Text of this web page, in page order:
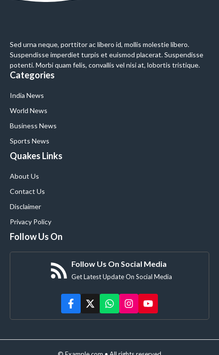
Sed urna neque, porttitor ac libero id, mollis molestie libero.
Suspendisse imperdiet turpis et euismod placerat. Suspendisse
potenti. Morbi quam felis, convallis vel nisi at, lobortis tristique.
Categories
India News
World News
Business News
Sports News
Quakes Links
About Us
Contact Us
Disclaimer
Privacy Policy
Follow Us On
Follow Us On Social Media
Get Latest Update On Social Media